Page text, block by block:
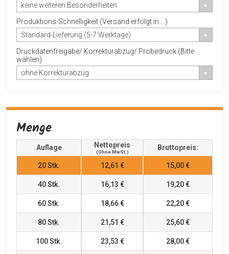
keine weiteren Besonderheiten
Produktions-Schnelligkeit (Versand erfolgt in....)
Standard-Lieferung (5-7 Werktage)
Druckdatenfreigabe/ Korrekturabzug/ Probedruck (Bitte
wählen)
ohne Korrekturabzug
Menge
Auflage Nettopreis
(ohne MwSt.)
Bruttopreis:
20Stk. 12,61 € 15,00 €
40Stk. 16,13 € 19,20 €
60Stk. 18,66 € 22,20 €
80Stk. 21,51 € 25,60 €
100Stk. 23,53 € 28,00 €